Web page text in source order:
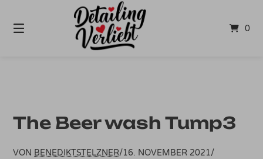
Inhalt
0
The Beer wash Tump3
VON BENEDIKTSTELZNER/16. NOVEMBER 2021/